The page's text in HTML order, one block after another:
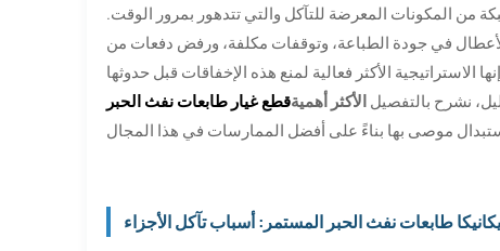
من المكونات المعرضة للتآكل والتي تتدهور بمرور الوقت.
في جودة الطباعة، وتوقفات مكلفة، ورفض دفعات من
نشرح بالتفصيلالأكثر أهمية
طابعات نفث الحبر المستمر: أسباب تآكل الأجزاء